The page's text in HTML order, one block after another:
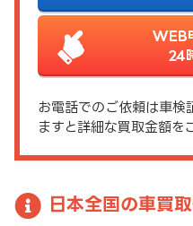
WEB
24
お電話でのご依頼は車検
ますと詳細な買取金額を
日本全国の車買